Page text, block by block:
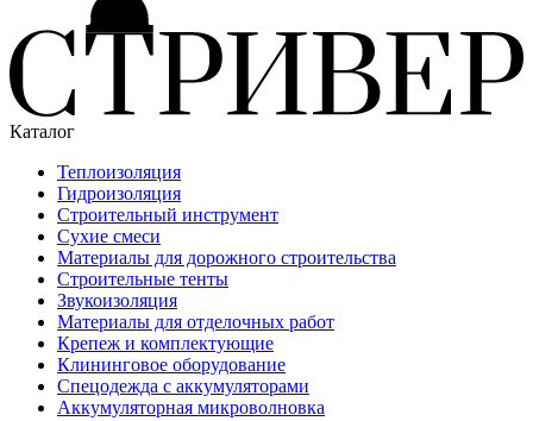
Каталог
Теплоизоляция
Гидроизоляция
Строительный инструмент
Сухие смеси
Материалы для дорожного строительства
Строительные тенты
Звукоизоляция
Материалы для отделочных работ
Крепеж и комплектующие
Клининговое оборудование
Спецодежда с аккумуляторами
Аккумуляторная микроволновка